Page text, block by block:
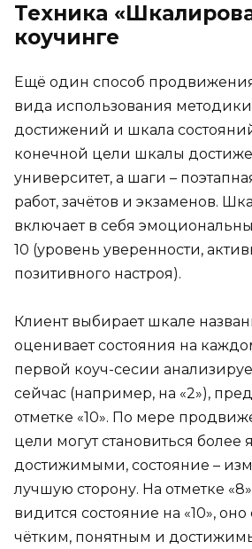
Техника
коучинге
Ещё один способ
вида использования
достижений и шкала
конечной цели шкалы
университет, а шаги –
работ, зачётов и экзаменов.
включает в себя
10 (уровень уверенности,
позитивного настроя).
Клиент выбирает шкале
оценивает состояния на
первой коуч-сесии
сейчас (например, на «2»),
отметке «10». По мере
цели могут становиться более
достижимыми, состояние –
лучшую сторону. На отметке
видится состояние на «10», оно
чётким, понятным и